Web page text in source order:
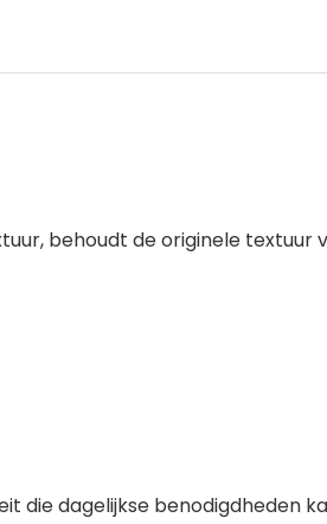
behoudt de originele
die dagelijkse benodigdheden